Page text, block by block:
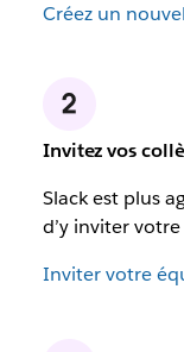
Créez un
Invitez vos
Slack est plus
d’y inviter
Inviter votre